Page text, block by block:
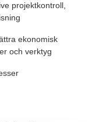
projektkontroll,
ekonomisk
och verktyg